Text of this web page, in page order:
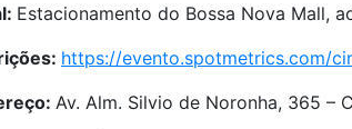
Estacionamento do Bossa Nova Mall,
https://evento.spotmetrics.com/
Av. Alm. Silvio de Noronha, 365 –